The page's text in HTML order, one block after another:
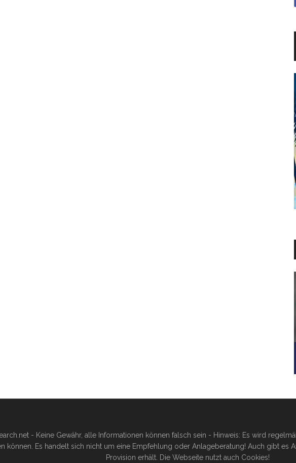
- Keine Gewähr, alle Informationen können falsch sein - Hinweis: Es wird
können. Es handelt sich nicht um eine Empfehlung oder Anlageberatung! Auch gibt es
Provision erhält. Die Webseite nutzt auch Cookies!